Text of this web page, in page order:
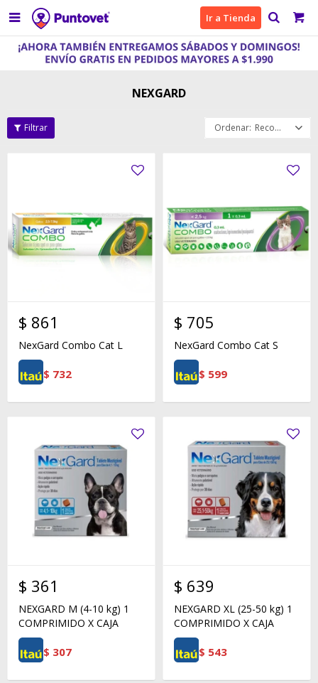
 Ir a Tienda
NEXGARD
Recomendados
$ 861
NexGard Combo Cat L
$ 732
$ 705
NexGard Combo Cat S
$ 599
$ 361
NEXGARD M (4-10 kg) 1
COMPRIMIDO X CAJA
$ 307
$ 639
NEXGARD XL (25-50 kg) 1
COMPRIMIDO X CAJA
$ 543